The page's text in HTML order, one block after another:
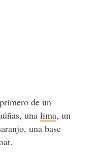
de un
una lima, un
una base